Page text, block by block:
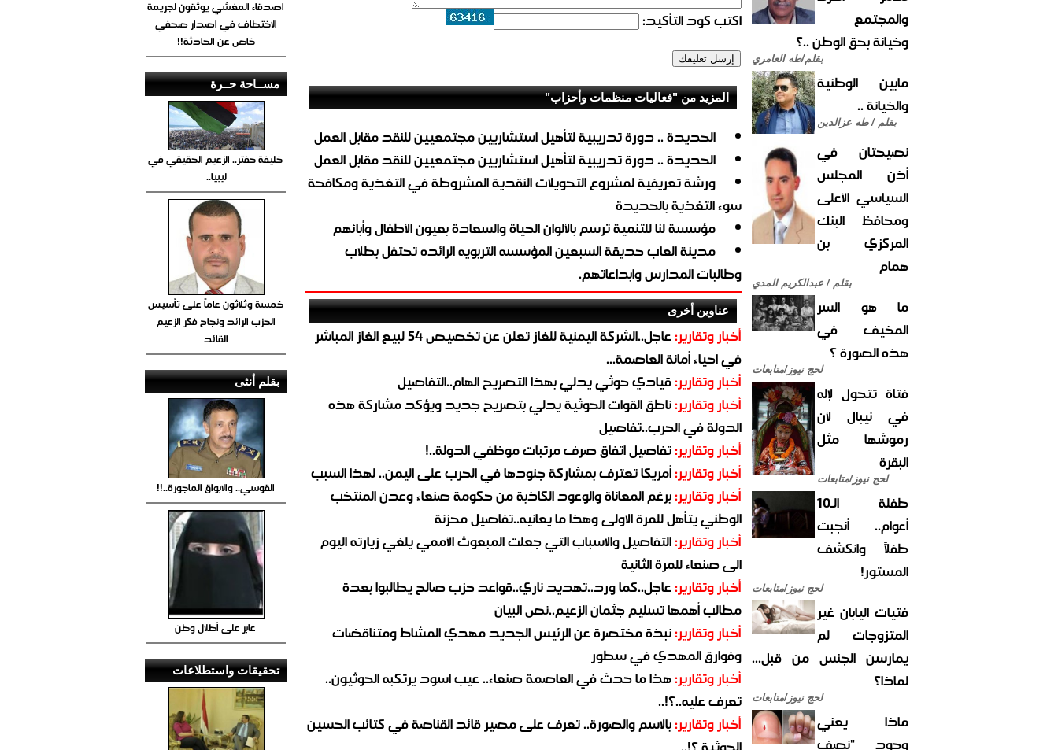
والمجتمع
وخيانة بحق الوطن ..؟
بقلم/طه العامري
مابين الوطنية
والخيانة ..
بقلم / طه عزالدين
نصيحتان في
أذن المجلس
السياسي الأعلى
ومحافظ البنك
المركزي بن
همام
بقلم / عبدالكريم المدي
ما هو السر
المخيف في
هذه الصورة ؟
لحج نيوز/متابعات
فتاة تتحول لإله
في نيبال لأن
رموشها مثل
البقرة
لحج نيوز/متابعات
طفلة الـ10
أعوام.. أنجبت
طفلاً وانكشف
المستور!
لحج نيوز/متابعات
فتيات اليابان غير
المتزوجات لم
يمارسن الجنس من قبل...
لماذا؟
لحج نيوز/متابعات
ماذا يعني
وجود "نصف
اكتب كود التأكيد:
المزيد من "فعاليات منظمات وأحزاب"
الحديدة .. دورة تدريبية لتأهيل استشاريين مجتمعيين للنقد مقابل العمل
الحديدة .. دورة تدريبية لتأهيل استشاريين مجتمعيين للنقد مقابل العمل
ورشة تعريفية لمشروع التحويلات النقدية المشروطة في التغذية ومكافحة
سوء التغذية بالحديدة
مؤسسة لنا للتنمية ترسم بالألوان الحياة والسعادة بعيون الأطفال وأبائهم
مدينة العاب حديقة السبعين المؤسسه التربويه الرائده تحتفل بطلاب
وطالبات المدارس وابداعاتهم.
عناوين أخرى
أخبار وتقارير:
عاجل..الشركة اليمنية للغاز تعلن عن تخصيص 54 لبيع الغاز المباشر
في احياء أمانة العاصمة...
أخبار وتقارير:قيادي حوثي يدلي بهذا التصريح الهام..التفاصيل
أخبار وتقارير:ناطق القوات الحوثية يدلي بتصريح جديد ويؤكد مشاركة هذه
الدولة في الحرب..تفاصيل
أخبار وتقارير:تفاصيل اتفاق صرف مرتبات موظفي الدولة..!
أخبار وتقارير:أمريكا تعترف بمشاركة جنودها في الحرب على اليمن.. لهذا السبب
أخبار وتقارير:برغم المعاناة والوعود الكاذبة من حكومة صنعاء وعدن المنتخب
الوطني يتأهل للمرة الاولى وهذا ما يعانيه..تفاصيل محزنة
أخبار وتقارير:التفاصيل والاسباب التي جعلت المبعوث الأممي يلغي زيارته اليوم
الى صنعاء للمرة الثانية
أخبار وتقارير:عاجل..كما ورد..تهديد ناري..قواعد حزب صالح يطالبوا بعدة
مطالب أهمها تسليم جثمان الزعيم..نص البيان
أخبار وتقارير:نبذة مختصرة عن الرئيس الجديد مهدي المشاط ومتناقضات
وفوارق المهدي في سطور
أخبار وتقارير:هذا ما حدث في العاصمة صنعاء.. عيب اسود يرتكبه الحوثيون..
تعرف عليه..؟!..
أخبار وتقارير:بالاسم والصورة.. تعرف على مصير قائد القناصة في كتائب الحسين
اصدقاء المغشي يوثقون لجريمة
الاختطاف في اصدار صحفي
خاص عن الحادثة!!
مســاحة حــرة
خليفة حفتر.. الزعيم الحقيقي في
ليبيا..
خمسة وثلاثون عاماً على تأسيس
الحزب الرائد ونجاح فكر الزعيم
القائد
بقلم أنثى
القوسي.. والابواق الماجورة..!!
عابر على أطلال وطن
تحقيقات واستطلاعات